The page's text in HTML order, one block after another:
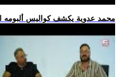
.. محمد عدوية يكشف كواليس